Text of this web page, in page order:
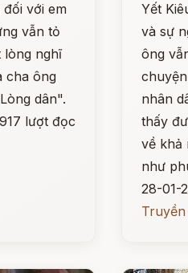
với em
vẫn tỏ
lòng nghĩ
cha ông
dân".
lượt đọc
Yết
và sự
ông
nhân
thấy
về khả
như
28-01-